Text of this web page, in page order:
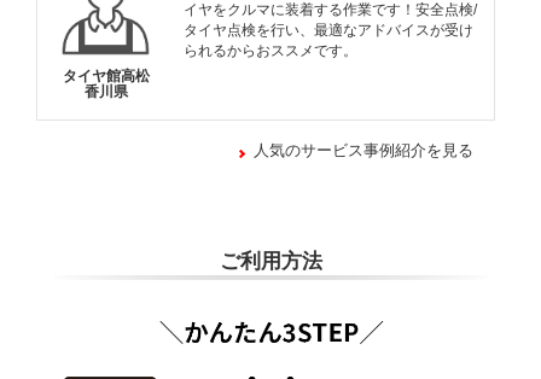
タイヤ館高松
香川県
イヤをクルマに装着する作業です！安全点検/
タイヤ点検を行い、最適なアドバイスが受け
られるからおススメです。
人気のサービス事例紹介を見る
ご利用方法